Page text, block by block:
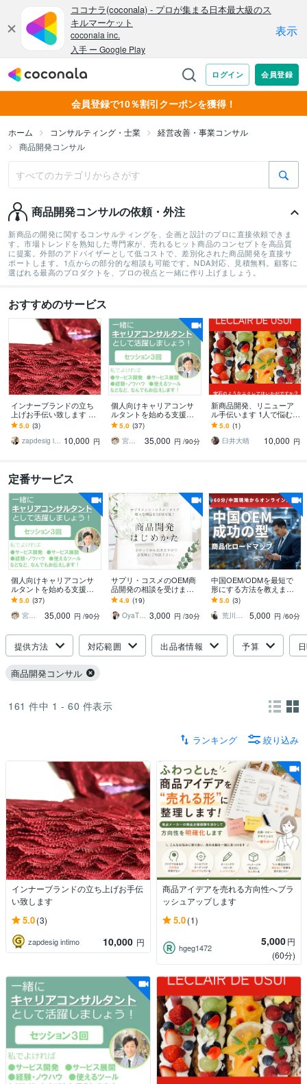
会員登録で10％割引クーポンを獲得！
ホーム コンサルティング・士業
経営改善・事業コンサル
商品開発コンサル
商品開発コンサルの依頼・外注
新商品の開発に関するコンサルティングを、企画と設計のプロに直接依頼できま
す。市場トレンドを熟知した専門家が、売れるヒット商品のコンセプトを高品質
に提案。外部のアドバイザーとして低コストで、差別化された商品開発を直接サ
ポートします。1点からの部分的な相談も可能です。NDA対応、見積無料。顧客に
選ばれる最高のプロダクトを、プロの視点と一緒に作り上げましょう。
おすすめのサービス
インナーブランドの立ち
上げお手伝い致します イ
ンナーのプロが具体的に
アドバイスいたします。
5.0 (3)
zapdesig intimo 10,000 円
個人向けキャリアコンサ
ルタントを始める支援を
します 起業・独立開業・
副業するためのアドバイ
ス、相談、ノウハウ提供
5.0 (37)
宮内 利亮 キャリアコンサルタント
35,000 円 /90分
新商品開発、リニューア
ル手伝います 1人で悩むな
ら一緒に考えましょう
5.0 (1)
臼井大晴
10,000 円
定番サービス
個人向けキャリアコンサ
ルタントを始める支援を
します 起業・独立開業・
副業するためのアドバイ
ス、相談、ノウハウ提供
5.0 (37)
宮内 利亮 キャリアコンサルタント
35,000 円 /90分
サプリ・コスメのOEM商
品開発の相談を受けます
個人の対応可。小ロット
から商品化可能です。
4.9 (19)
OyaTSU合同会社 3,000 円 /30分
中国OEM/ODMを最短で
形にする方法を教えます
中国製造20年の実績ノウ
ハウを中国現地からオン
ラインでご提供
5.0 (3)
荒川哲也
5,000 円 /60分
提供方法 対応範囲 出品者情報 予算
商品開発コンサル
161 件中 1 - 60 件表示
ランキング 絞り込み
インナーブランドの立ち上げお手伝
い致します
5.0(3)
zapdesig intimo 10,000 円
商品アイデアを売れる方向性へブラ
ッシュアップします
5.0(1)
hgeg1472 5,000円
(60分)